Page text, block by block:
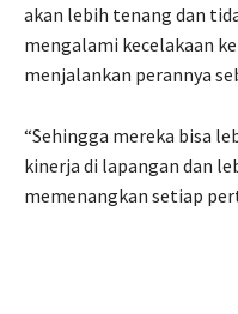
akan lebih tenang dan
mengalami kecelakaan
menjalankan perannya
“Sehingga mereka bisa
kinerja di lapangan dan
memenangkan setiap